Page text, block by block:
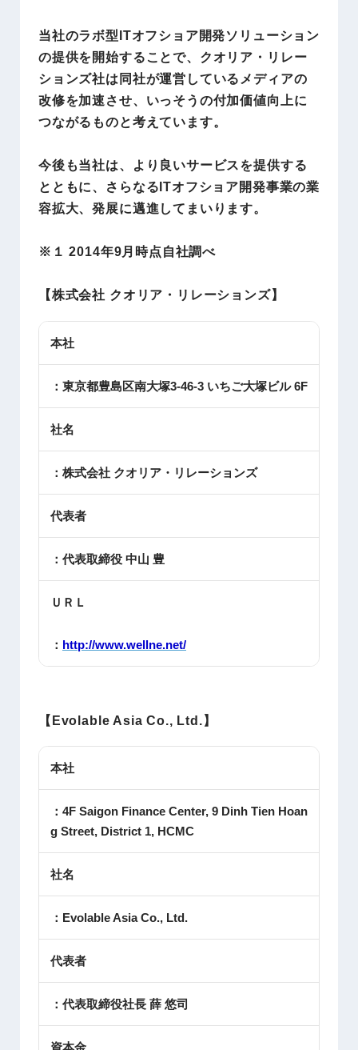
当社のラボ型ITオフショア開発ソリューション
の提供を開始することで、クオリア・リレー
ションズ社は同社が運営しているメディアの
改修を加速させ、いっそうの付加価値向上に
つながるものと考えています。
今後も当社は、より良いサービスを提供する
とともに、さらなるITオフショア開発事業の業
容拡大、発展に邁進してまいります。
※１ 2014年9月時点自社調べ
【株式会社 クオリア・リレーションズ】
本社
：東京都豊島区南大塚3-46-3 いちご大塚ビル 6F
社名
：株式会社 クオリア・リレーションズ
代表者
：代表取締役 中山 豊
ＵＲＬ
： http://www.wellne.net/
【Evolable Asia Co., Ltd. 】
本社
：4F Saigon Finance Center, 9 Dinh Tien Hoan
g Street, District 1, HCMC
社名
：Evolable Asia Co., Ltd.
代表者
：代表取締役社長 薛 悠司